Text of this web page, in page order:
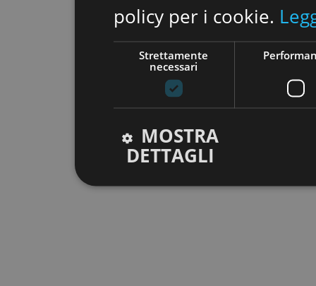
policy per i cookie.
Strettamente
necessari
MOSTRA
DETTAGLI